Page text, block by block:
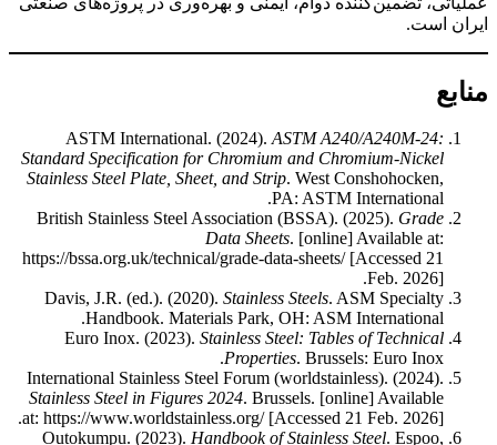
ایران است.
منابع
ASTM International. (2024).ASTM A240/A240M-24:
Standard Specification for Chromium and Chromium-Nickel
Stainless Steel Plate, Sheet, and Strip. West Conshohocken,
PA: ASTM International.
British Stainless Steel Association (BSSA). (2025). Grade
Data Sheets. [online] Available at:
https://bssa.org.uk/technical/grade-data-sheets/ [Accessed 21
Feb. 2026].
Davis, J.R. (ed.). (2020). Stainless Steels. ASM Specialty
Handbook. Materials Park, OH: ASM International.
Euro Inox. (2023). Stainless Steel: Tables of Technical
Properties. Brussels: Euro Inox.
International Stainless Steel Forum (worldstainless). (2024).
Stainless Steel in Figures 2024. Brussels. [online] Available
at: https://www.worldstainless.org/ [Accessed 21 Feb. 2026].
Outokumpu. (2023). Handbook of Stainless Steel. Espoo,